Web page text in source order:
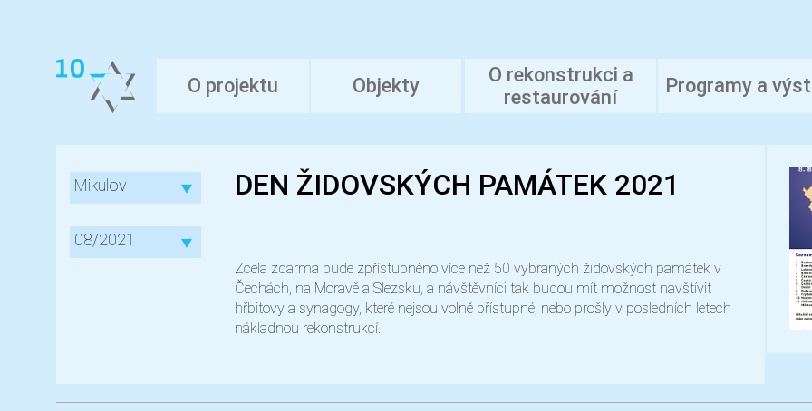
O projektu Objekty
O rekonstrukci a
restaurování
Programy a
Mikulov
08/2021
DEN ŽIDOVSKÝCH PAMÁTEK 2021
Zcela zdarma bude zpřístupněno více než 50 vybraných židovských památek v
Čechách, na Moravě a Slezsku, a návštěvníci tak budou mít možnost navštívit
hřbitovy a synagogy, které nejsou volně přístupné, nebo prošly v posledních letech
nákladnou rekonstrukcí.